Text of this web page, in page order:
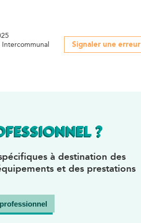
Signaler une erreur
?
à destination des
et des prestations